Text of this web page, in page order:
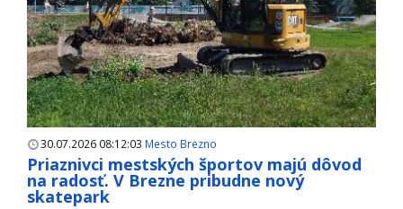
30.07.2026 08:12:03 Mesto Brezno
Priaznivci mestských športov majú dôvod
na radosť. V Brezne pribudne nový
skatepark